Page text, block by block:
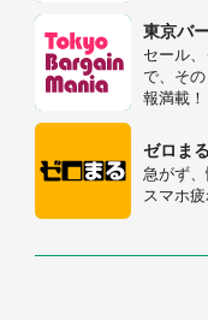
東京バ
セール
で、そ
報満載！
ゼロまる
急がず
スマホ